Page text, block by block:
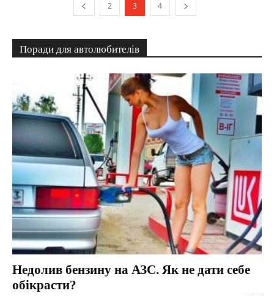
2 3 4
Поради для автолюбителів
Недолив бензину на АЗС. Як не дати себе
обікрасти?